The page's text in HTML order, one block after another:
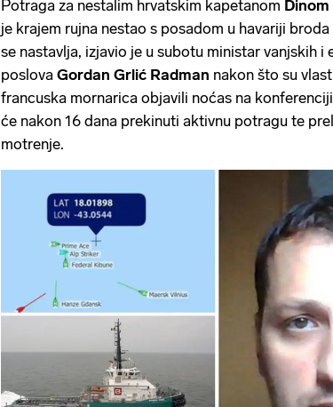
Potraga za nestalim hrvatskim kapetanom
je krajem rujna nestao s posadom u havariji
se nastavlja, izjavio je u subotu ministar vanjskih i
poslova Gordan Grlić Radman nakon što su
francuska mornarica objavili noćas na
će nakon 16 dana prekinuti aktivnu potragu te
motrenje.
Pokretanje videa...